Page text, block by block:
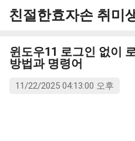
기본 콘텐츠
친절한효자손 취미
윈도우11 로그인 없이
방법과 명령어
11/22/2025 04:13:00 오후